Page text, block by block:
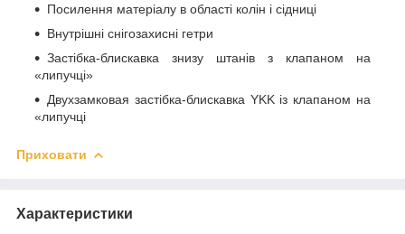
Посилення матеріалу в області колін і сідниці
Внутрішні снігозахисні гетри
Застібка-блискавка знизу штанів з клапаном на
«липучці»
Двухзамковая застібка-блискавка YKK із клапаном на
«липучці
Приховати
Характеристики